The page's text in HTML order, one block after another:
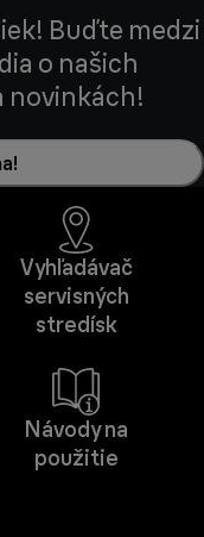
Buďte medzi
o našich
novinkách!
Vyhľadávač
servisných
stredísk
Návody na
použitie